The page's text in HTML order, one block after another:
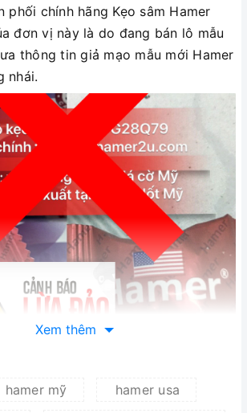
phối chính hãng Kẹo sâm Hamer
đơn vị này là do đang bán lô mẫu
thông tin giả mạo mẫu mới Hamer
nhái.
Xem thêm
hamer mỹ
hamer usa